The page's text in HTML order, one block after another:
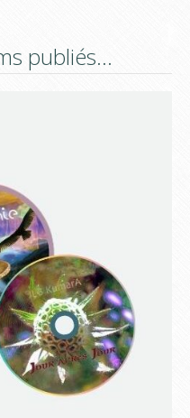
publiés…